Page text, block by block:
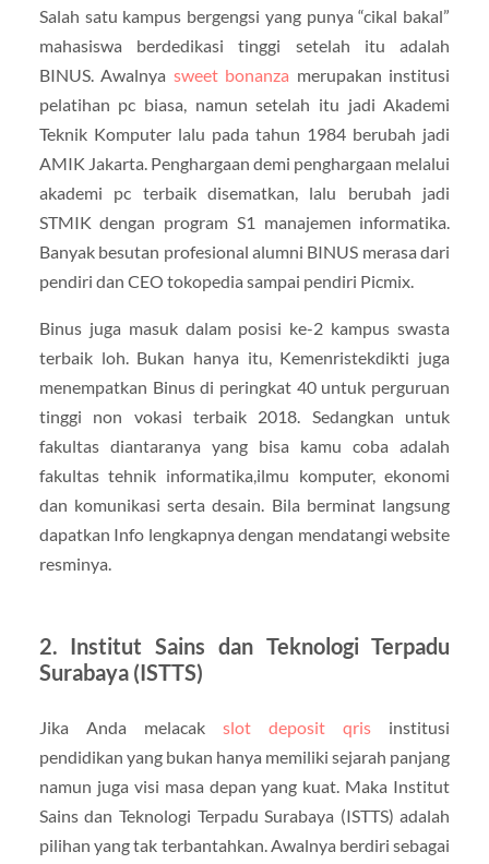
Salah satu kampus bergengsi yang punya “cikal bakal”
mahasiswa berdedikasi tinggi setelah itu adalah
BINUS. Awalnya sweet bonanza merupakan institusi
pelatihan pc biasa, namun setelah itu jadi Akademi
Teknik Komputer lalu pada tahun 1984 berubah jadi
AMIK Jakarta. Penghargaan demi penghargaan melalui
akademi pc terbaik disematkan, lalu berubah jadi
STMIK dengan program S1 manajemen informatika.
Banyak besutan profesional alumni BINUS merasa dari
pendiri dan CEO tokopedia sampai pendiri Picmix.
Binus juga masuk dalam posisi ke-2 kampus swasta
terbaik loh. Bukan hanya itu, Kemenristekdikti juga
menempatkan Binus di peringkat 40 untuk perguruan
tinggi non vokasi terbaik 2018. Sedangkan untuk
fakultas diantaranya yang bisa kamu coba adalah
fakultas tehnik informatika,ilmu komputer, ekonomi
dan komunikasi serta desain. Bila berminat langsung
dapatkan Info lengkapnya dengan mendatangi website
resminya.
2. Institut Sains dan Teknologi Terpadu
Surabaya (ISTTS)
Jika Anda melacak slot deposit qris institusi
pendidikan yang bukan hanya memiliki sejarah panjang
namun juga visi masa depan yang kuat. Maka Institut
Sains dan Teknologi Terpadu Surabaya (ISTTS) adalah
pilihan yang tak terbantahkan. Awalnya berdiri sebagai